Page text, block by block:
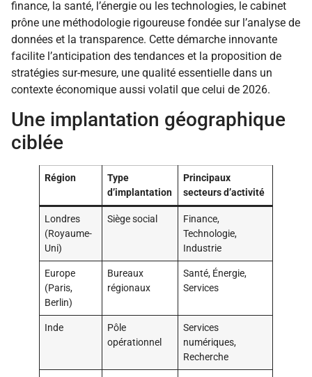
finance, la santé, l’énergie ou les technologies, le cabinet
prône une méthodologie rigoureuse fondée sur l’analyse de
données et la transparence. Cette démarche innovante
facilite l’anticipation des tendances et la proposition de
stratégies sur-mesure, une qualité essentielle dans un
contexte économique aussi volatil que celui de 2026.
Une implantation géographique
ciblée
Région
Type
d’implantation
Principaux
secteurs d’activité
Londres
(Royaume-
Uni)
Siège social
Finance,
Technologie,
Industrie
Europe
(Paris,
Berlin)
Bureaux
régionaux
Santé, Énergie,
Services
Inde
Pôle
opérationnel
Services
numériques,
Recherche